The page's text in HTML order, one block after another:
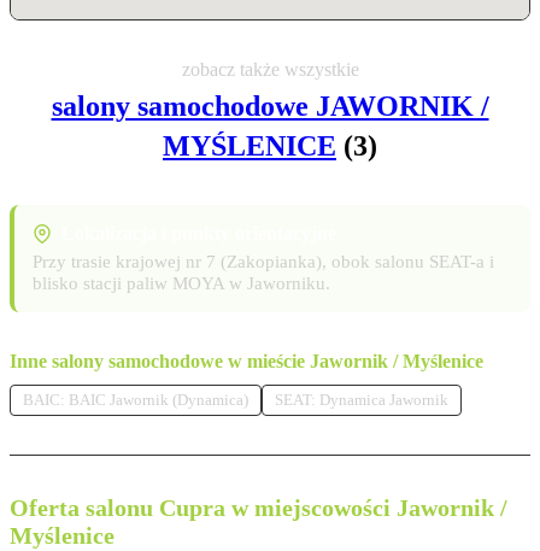
zobacz także wszystkie
salony samochodowe JAWORNIK /
MYŚLENICE (3)
Przy trasie krajowej nr 7 (Zakopianka), obok salonu SEAT-a i
blisko stacji paliw MOYA w Jaworniku.
Inne salony samochodowe w mieście Jawornik / Myślenice
BAIC: BAIC Jawornik (Dynamica) SEAT: Dynamica Jawornik
Oferta salonu Cupra w miejscowości Jawornik /
Myślenice